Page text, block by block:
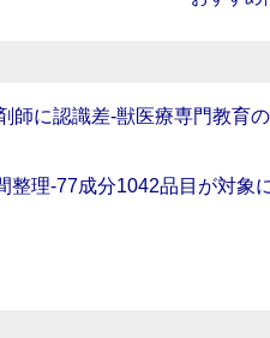
師に認識差‐獣医療専門教育
整理‐77成分1042品目が対象